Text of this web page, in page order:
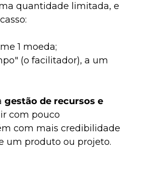
quantidade limitada, e
1 moeda;
(o facilitador), a um
gestão de recursos e
com pouco
com mais credibilidade
um produto ou projeto.